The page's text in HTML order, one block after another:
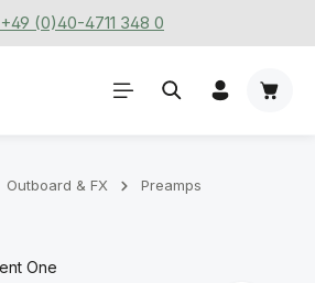
(0)40-4711 348 0
Outboard & FX Preamps